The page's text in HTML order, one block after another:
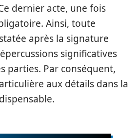
dernier acte, une fois
Ainsi, toute
après la signature
significatives
parties. Par conséquent,
aux détails dans la